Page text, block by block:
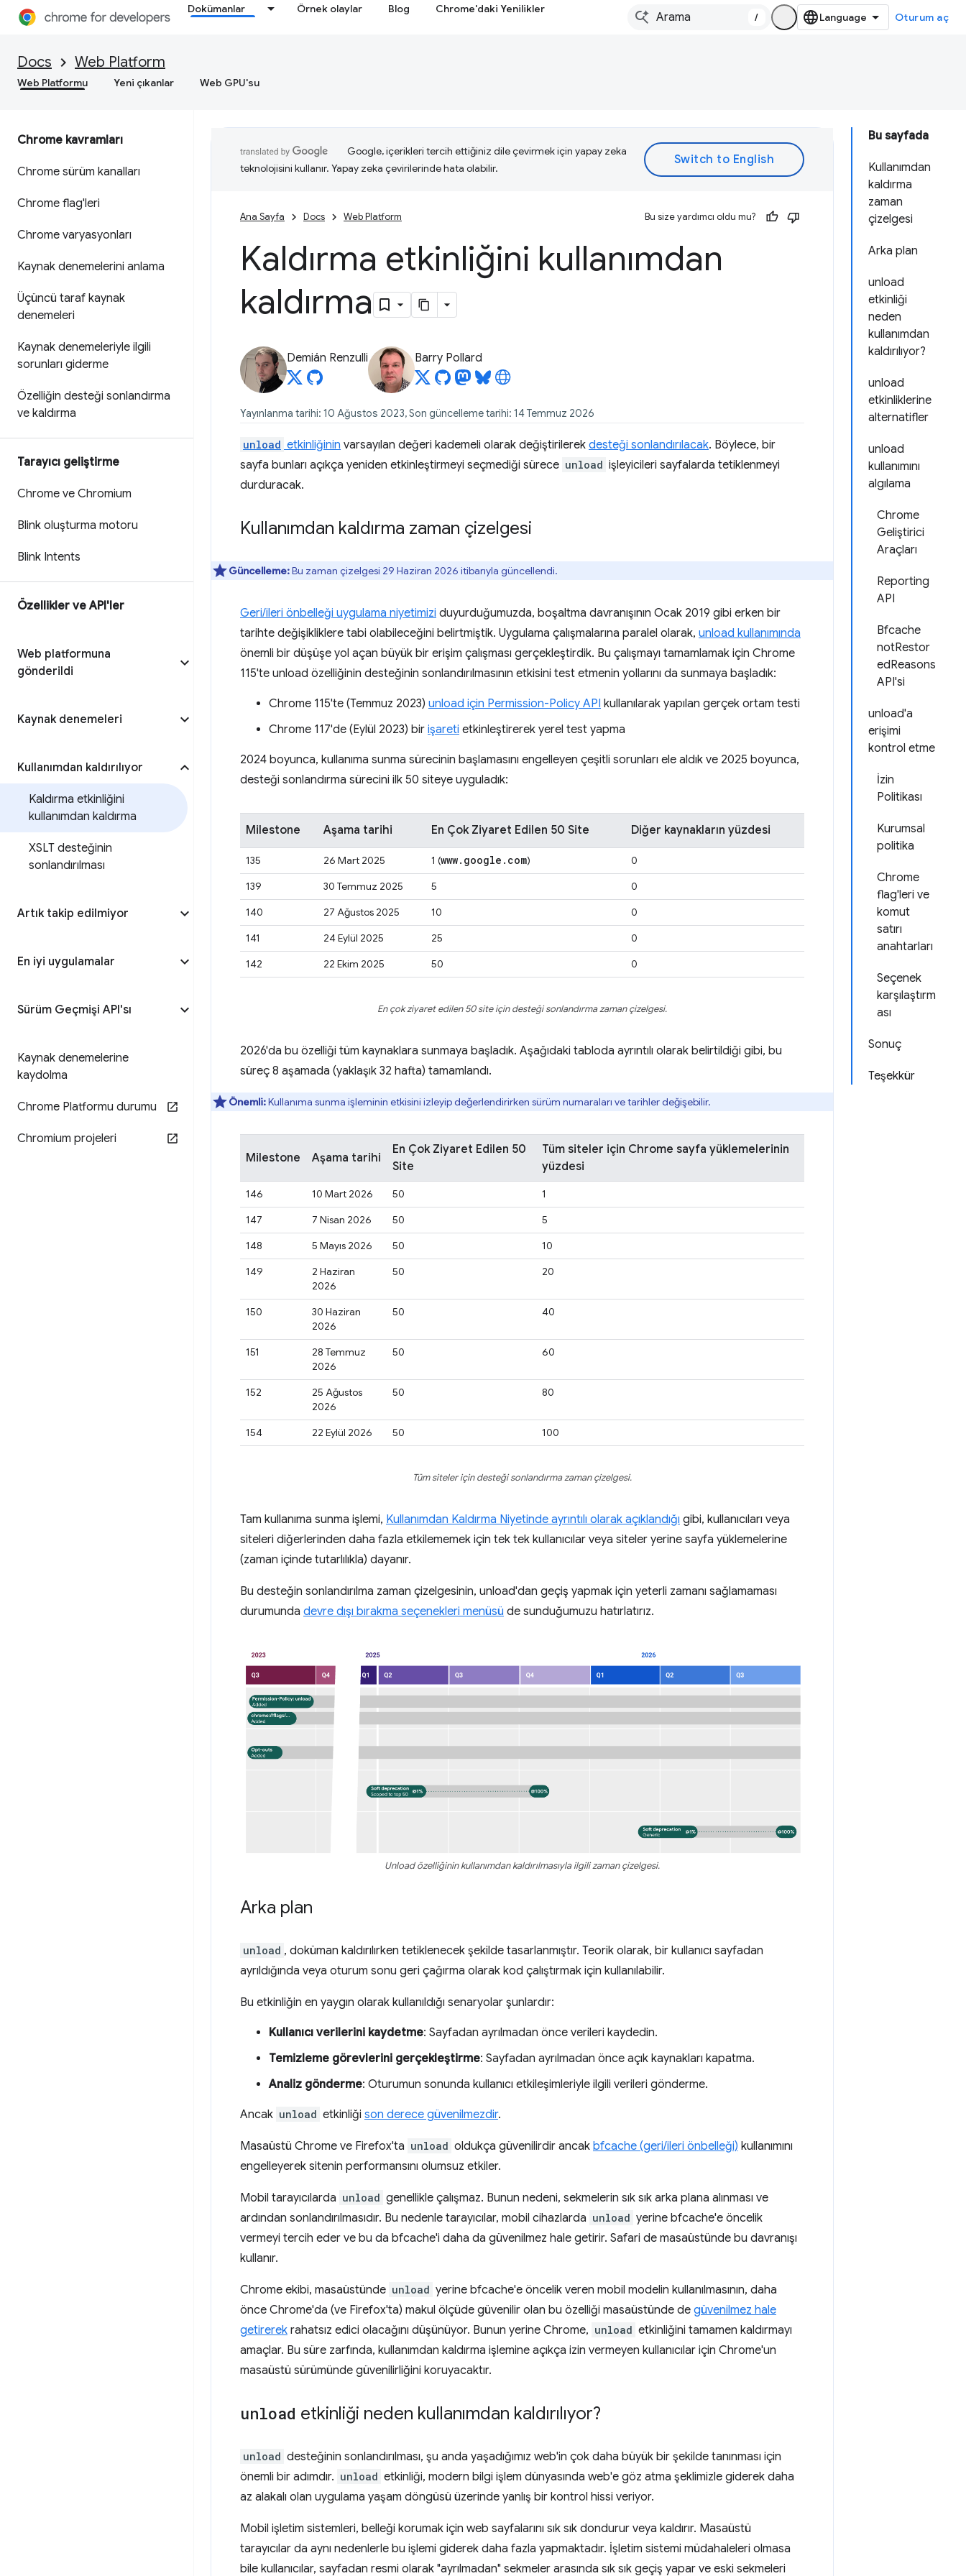
Dokümanlar Örnek olaylar Blog Chrome'daki Yenilikler
/ Oturum aç
Docs Web Platform
Web Platformu Yeni çıkanlar Web GPU'su
Chrome kavramları
Chrome sürüm kanalları
Chrome flag'leri
Chrome varyasyonları
Kaynak denemelerini anlama
Üçüncü taraf kaynak
denemeleri
Kaynak denemeleriyle ilgili
sorunları giderme
Özelliğin desteği sonlandırma
ve kaldırma
Tarayıcı geliştirme
Chrome ve Chromium
Blink oluşturma motoru
Blink Intents
Özellikler ve API'ler
Web platformuna
gönderildi
Kaynak denemeleri
Kullanımdan kaldırılıyor
Kaldırma etkinliğini
kullanımdan kaldırma
XSLT desteğinin
sonlandırılması
Artık takip edilmiyor
En iyi uygulamalar
Sürüm Geçmişi API'sı
Kaynak denemelerine
kaydolma
Chrome Platformu durumu
Chromium projeleri
Bu sayfada
Kullanımdan
kaldırma
zaman
çizelgesi
Arka plan
unload
etkinliği
neden
kullanımdan
kaldırılıyor?
unload
etkinliklerine
alternatifler
unload
kullanımını
algılama
Chrome
Geliştirici
Araçları
Reporting
API
Bfcache
notRestor
edReasons
API'si
unload'a
erişimi
kontrol etme
İzin
Politikası
Kurumsal
politika
Chrome
flag'leri ve
komut
satırı
anahtarları
Seçenek
karşılaştırm
ası
Sonuç
Teşekkür
Google, içerikleri tercih ettiğiniz dile çevirmek için yapay zeka
teknolojisini kullanır. Yapay zeka çevirilerinde hata olabilir.
Ana Sayfa Docs Web Platform Bu size yardımcı oldu mu?
Kaldırma etkinliğini kullanımdan
kaldırma
Demián Renzulli Barry Pollard
Yayınlanma tarihi: 10 Ağustos 2023, Son güncelleme tarihi: 14 Temmuz 2026
unload etkinliğinin varsayılan değeri kademeli olarak değiştirilerek desteği sonlandırılacak. Böylece, bir
sayfa bunları açıkça yeniden etkinleştirmeyi seçmediği sürece unload işleyicileri sayfalarda tetiklenmeyi
durduracak.
Kullanımdan kaldırma zaman çizelgesi
Güncelleme:Bu zaman çizelgesi 29 Haziran 2026 itibarıyla güncellendi.
Geri/ileri önbelleği uygulama niyetimizi duyurduğumuzda, boşaltma davranışının Ocak 2019 gibi erken bir
tarihte değişikliklere tabi olabileceğini belirtmiştik. Uygulama çalışmalarına paralel olarak, unload kullanımında
önemli bir düşüşe yol açan büyük bir erişim çalışması gerçekleştirdik. Bu çalışmayı tamamlamak için Chrome
115'te unload özelliğinin desteğinin sonlandırılmasının etkisini test etmenin yollarını da sunmaya başladık:
Chrome 115'te (Temmuz 2023) unload için Permission-Policy API kullanılarak yapılan gerçek ortam testi
Chrome 117'de (Eylül 2023) bir işareti etkinleştirerek yerel test yapma
2024 boyunca, kullanıma sunma sürecinin başlamasını engelleyen çeşitli sorunları ele aldık ve 2025 boyunca,
desteği sonlandırma sürecini ilk 50 siteye uyguladık:
Milestone Aşama tarihi En Çok Ziyaret Edilen 50 Site Diğer kaynakların yüzdesi
135 26 Mart 2025 1 (www. google . com)
0
139
30 Temmuz 2025 5
0
140
27 Ağustos 2025 10
0
141
24 Eylül 2025 25
0
142
22 Ekim 2025 50 0
En çok ziyaret edilen 50 site için desteği sonlandırma zaman çizelgesi.
2026'da bu özelliği tüm kaynaklara sunmaya başladık. Aşağıdaki tabloda ayrıntılı olarak belirtildiği gibi, bu
süreç 8 aşamada (yaklaşık 32 hafta) tamamlandı.
Önemli:Kullanıma sunma işleminin etkisini izleyip değerlendirirken sürüm numaraları ve tarihler değişebilir.
Milestone Aşama tarihi
En Çok Ziyaret Edilen 50
Site
Tüm siteler için Chrome sayfa yüklemelerinin
yüzdesi
146 10 Mart 2026 50
1
147
7 Nisan 2026 50
5
148
5 Mayıs 2026 50
10
149
2 Haziran
2026
50 20
150
30 Haziran
2026
50 40
151
28 Temmuz
2026
50 60
152
25 Ağustos
2026
50 80
154 22 Eylül 2026 50 100
Tüm siteler için desteği sonlandırma zaman çizelgesi.
Tam kullanıma sunma işlemi, Kullanımdan Kaldırma Niyetinde ayrıntılı olarak açıklandığı gibi, kullanıcıları veya
siteleri diğerlerinden daha fazla etkilememek için tek tek kullanıcılar veya siteler yerine sayfa yüklemelerine
(zaman içinde tutarlılıkla) dayanır.
Bu desteğin sonlandırılma zaman çizelgesinin, unload'dan geçiş yapmak için yeterli zamanı sağlamaması
durumunda devre dışı bırakma seçenekleri menüsü de sunduğumuzu hatırlatırız.
Unload özelliğinin kullanımdan kaldırılmasıyla ilgili zaman çizelgesi.
Arka plan
unload , doküman kaldırılırken tetiklenecek şekilde tasarlanmıştır. Teorik olarak, bir kullanıcı sayfadan
ayrıldığında veya oturum sonu geri çağırma olarak kod çalıştırmak için kullanılabilir.
Bu etkinliğin en yaygın olarak kullanıldığı senaryolar şunlardır:
Kullanıcı verilerini kaydetme: Sayfadan ayrılmadan önce verileri kaydedin.
Temizleme görevlerini gerçekleştirme: Sayfadan ayrılmadan önce açık kaynakları kapatma.
Analiz gönderme: Oturumun sonunda kullanıcı etkileşimleriyle ilgili verileri gönderme.
Ancak unload etkinliği son derece güvenilmezdir.
Masaüstü Chrome ve Firefox'ta unload oldukça güvenilirdir ancak bfcache (geri/ileri önbelleği) kullanımını
engelleyerek sitenin performansını olumsuz etkiler.
Mobil tarayıcılarda unload genellikle çalışmaz. Bunun nedeni, sekmelerin sık sık arka plana alınması ve
ardından sonlandırılmasıdır. Bu nedenle tarayıcılar, mobil cihazlarda unload yerine bfcache'e öncelik
vermeyi tercih eder ve bu da bfcache'i daha da güvenilmez hale getirir. Safari de masaüstünde bu davranışı
kullanır.
Chrome ekibi, masaüstünde unload yerine bfcache'e öncelik veren mobil modelin kullanılmasının, daha
önce Chrome'da (ve Firefox'ta) makul ölçüde güvenilir olan bu özelliği masaüstünde de güvenilmez hale
getirerek rahatsız edici olacağını düşünüyor. Bunun yerine Chrome, unload etkinliğini tamamen kaldırmayı
amaçlar. Bu süre zarfında, kullanımdan kaldırma işlemine açıkça izin vermeyen kullanıcılar için Chrome'un
masaüstü sürümünde güvenilirliğini koruyacaktır.
unload etkinliği neden kullanımdan kaldırılıyor?
unload desteğinin sonlandırılması, şu anda yaşadığımız web'in çok daha büyük bir şekilde tanınması için
önemli bir adımdır. unload etkinliği, modern bilgi işlem dünyasında web'e göz atma şeklimizle giderek daha
az alakalı olan uygulama yaşam döngüsü üzerinde yanlış bir kontrol hissi veriyor.
Mobil işletim sistemleri, belleği korumak için web sayfalarını sık sık dondurur veya kaldırır. Masaüstü
tarayıcılar da aynı nedenlerle bu işlemi giderek daha fazla yapmaktadır. İşletim sistemi müdahaleleri olmasa
bile kullanıcılar, sayfadan resmi olarak "ayrılmadan" sekmeler arasında sık sık geçiş yapar ve eski sekmeleri